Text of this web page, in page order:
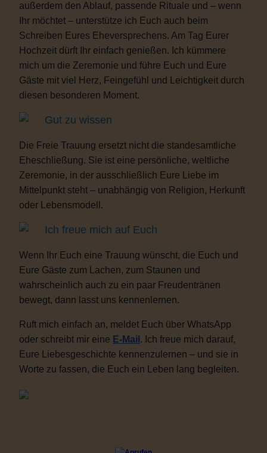
außerdem den Ablauf, passende Rituale und – wenn
Ihr möchtet – unterstütze ich Euch auch beim
Schreiben Eures Eheversprechens. Am Tag Eurer
Hochzeit dürft Ihr einfach genießen. Ich kümmere
mich um die Zeremonie und führe Euch und Eure
Gäste mit viel Herz, Feingefühl und Leichtigkeit durch
diesen besonderen Moment.
Gut zu wissen
Die Freie Trauung ersetzt nicht die standesamtliche
Eheschließung. Sie ist eine persönliche, weltliche
Zeremonie, in der ausschließlich Eure Liebe im
Mittelpunkt steht – unabhängig von Religion, Herkunft
oder Lebensmodell.
Ich freue mich auf Euch
Wenn Ihr Euch eine Trauung wünscht, die Euch und
Eure Gäste zum Lachen, zum Staunen und
wahrscheinlich auch zu ein paar Freudentränen
bewegt, dann lasst uns kennenlernen.
Ruft mich einfach an, meldet Euch über WhatsApp
oder schreibt mir eine E-Mail . Ich freue mich darauf,
Eure Liebesgeschichte kennenzulernen – und sie in
Worte zu fassen, die Euch ein Leben lang begleiten.